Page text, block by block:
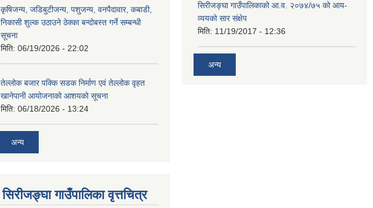
कृषिजन्य, जडिबुटीजन्य, पशुजन्य, वनपैदावार, कबाडी,
निकासी शुल्क उठाउने ठेक्का बन्दोबस्त गर्ने सम्बन्धी
सूचना
मिति: 06/19/2026 - 22:02
तेल्लोक बजार पक्कि सडक निर्माण एवं तेल्लोक वृहत
खानेपानी आयोजनाको आशयको सूचना
मिति: 06/18/2026 - 13:24
अन्य
सिरीजङ्घा गाउँपालिकाको आ.व. २०७४/७५ को आय-
व्ययको सार संक्षेप
मिति: 11/19/2017 - 12:36
अन्य
सिरीजङ्घा गाउँपालिका वृत्तचित्र